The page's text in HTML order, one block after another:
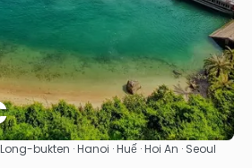
Se
bukten · Hanoi · Huế · Hoi An · Seoul